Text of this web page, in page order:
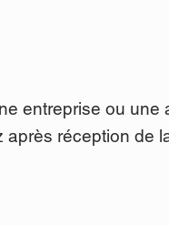
entreprise ou une
réception de